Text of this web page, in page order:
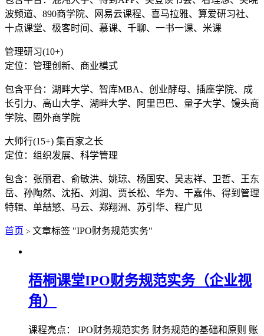
波频道、890商学院、网易云课程、喜马拉雅、算爱研习社、
十点课堂、极客时间、慕课、千聊、一书一课、米课
管理研习(10+)
定位：管理创新、商业模式
包含平台：湖畔大学、智库MBA、创业酵母、插座学院、成
长引力、高山大学、湖畔大学、阿里巴巴、量子大学、馒头商
学院、圈外商学院
大师行(15+) 集百家之长
定位：组织发展、科学管理
包含：张丽君、俞敏洪、姚琼、杨国安、吴志祥、卫哲、王东
岳、孙陶然、沈拓、刘润、贾长松、华为、干嘉伟、得到管理
特辑、单喆慜、马云、郑翔洲、苏引华、程广见
首页 > 文章标签 "IPO财务规范实务"
梧桐课堂IPO财务规范实务（企业视
角）
课程亮点： IPO财务规范实务 财务规范的基础和原则 账